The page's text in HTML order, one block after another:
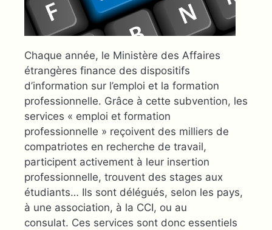
Chaque année, le Ministère des Affaires
étrangères finance des dispositifs
d’information sur l’emploi et la formation
professionnelle. Grâce à cette subvention, les
services « emploi et formation
professionnelle » reçoivent des milliers de
compatriotes en recherche de travail,
participent activement à leur insertion
professionnelle, trouvent des stages aux
étudiants… Ils sont délégués, selon les pays,
à une association, à la CCI, ou au
consulat. Ces services sont donc essentiels